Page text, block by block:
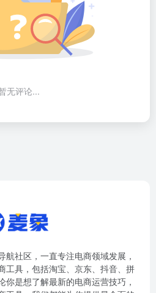
无评论...
航社区，一直专注电商领域发展，
工具，包括淘宝、京东、抖音、拼
你是想了解最新的电商运营技巧，